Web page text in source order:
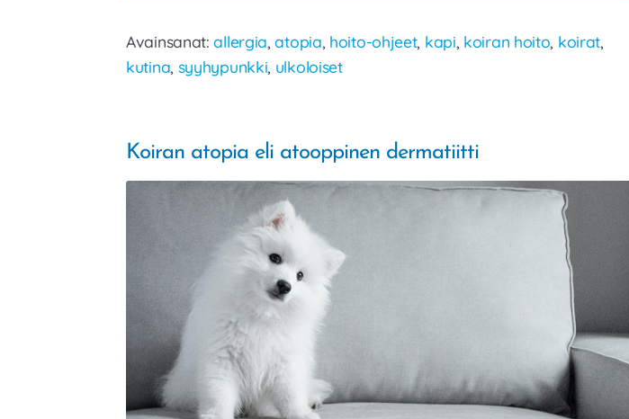
miksi
Avainsanat:allergia,atopia, hoito-ohjeet, kapi, koiran hoito, koirat,
kutina, syyhypunkki, ulkoloiset
Koiran atopia eli atooppinen dermatiitti